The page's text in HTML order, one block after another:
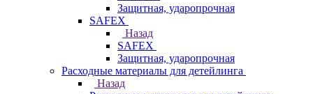
Защитная, ударопрочная
SAFEX
Назад
SAFEX
Защитная, ударопрочная
Расходные материалы для детейлинга
Назад